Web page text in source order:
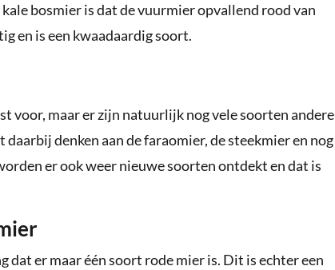
bosmier is dat de vuurmier opvallend rood van
en is een kwaadaardig soort.
voor, maar er zijn natuurlijk nog vele soorten andere
denken aan de faraomier, de steekmier en nog
er ook weer nieuwe soorten ontdekt en dat is
dat er maar één soort rode mier is. Dit is echter een